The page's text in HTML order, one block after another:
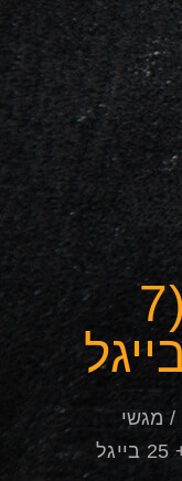
מגש משולב (7
/ מגשי